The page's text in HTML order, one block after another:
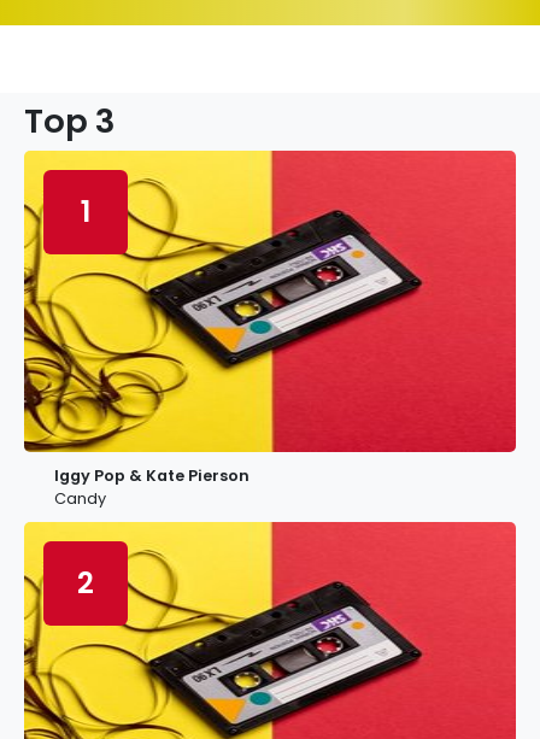
Top 3
1
Iggy Pop & Kate Pierson
Candy
2